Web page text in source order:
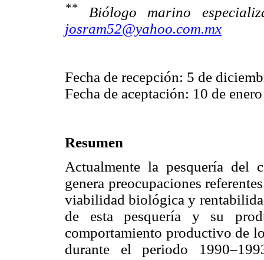
**
Biólogo marino
josram52@yahoo.com.mx
Fecha de recepción: 5 de
Fecha de aceptación: 10 de
Resumen
Actualmente la pesquería
genera preocupaciones
viabilidad biológica y
de esta pesquería y su
comportamiento productivo de
durante el periodo